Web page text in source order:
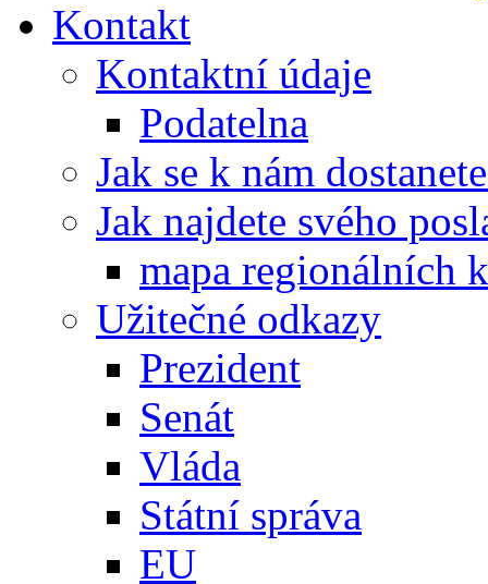
Kontakt
Kontaktní údaje
Podatelna
Jak se k nám
Jak najdete svého
mapa regionálních
Užitečné odkazy
Prezident
Senát
Vláda
Státní správa
EU